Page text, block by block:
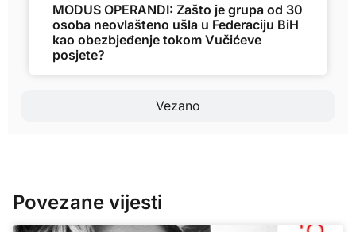
Vezano
MODUS OPERANDI: Zašto je grupa od 30
osoba neovlašteno ušla u Federaciju BiH
kao obezbjeđenje tokom Vučićeve
posjete?
Povezane vijesti